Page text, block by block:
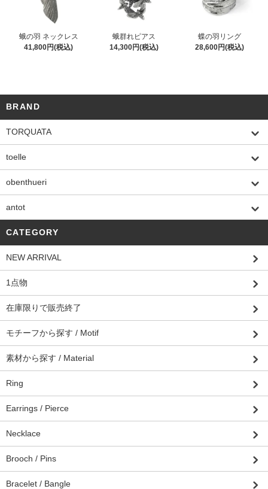
蛾の羽 ネックレス
41,800円(税込)
蛾群れピアス
14,300円(税込)
蝶の羽リング
28,600円(税込)
BRAND
TORQUATA
toelle
obenthueri
antot
CATEGORY
NEW ARRIVAL
1点物
在庫限りで販売終了
モチーフから探す / Motif
素材から探す / Material
Ring
Earrings / Pierce
Necklace
Brooch / Pins
Bracelet / Bangle